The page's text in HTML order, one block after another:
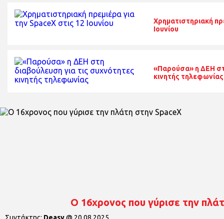
Χρηματιστηριακή
Ιουνίου
«Παρούσα» η ΔΕΗ
κινητής τηλεφωνίας
O 16χρονος που γύρισε την